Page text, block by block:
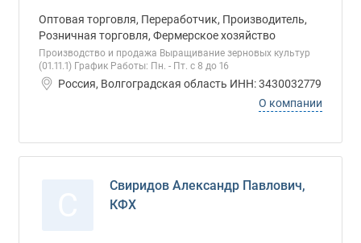
Оптовая торговля, Переработчик, Производитель,
Розничная торговля, Фермерское хозяйство
Производство и продажа Выращивание зерновых культур
(01.11.1) График Работы: Пн. - Пт. с 8 до 16
Россия, Волгоградская область ИНН: 3430032779
О компании
Свиридов Александр Павлович,
КФХ